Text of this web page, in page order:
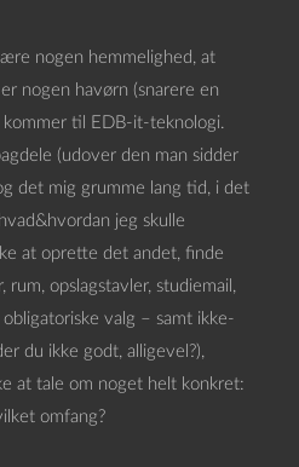
nogen hemmelighed, at
er nogen havørn (snarere en
kommer til EDB-it-teknologi.
(udover den man sidder
det mig grumme lang tid, i det
jeg skulle
at oprette det andet, finde
opslagstavler, studiemail,
obligatoriske valg – samt ikke-
du ikke godt, alligevel?),
at tale om noget helt konkret:
omfang?